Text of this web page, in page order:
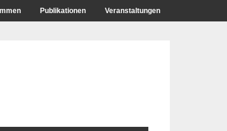
Publikationen Veranstaltungen